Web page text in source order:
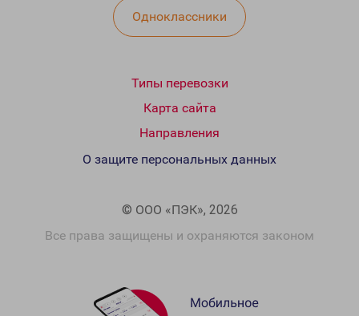
Одноклассники
Типы перевозки
Карта сайта
Направления
© ООО «ПЭК», 2026
Все права защищены и охраняются законом
О защите персональных данных